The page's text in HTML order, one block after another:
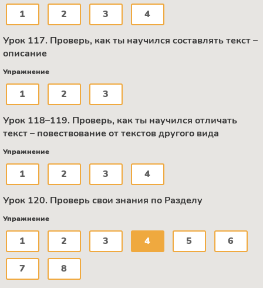
1 2 3 4
Урок 117. Проверь, как ты научился составлять текст –
описание
Упражнение
1 2 3
Урок 118–119. Проверь, как ты научился отличать
текст – повествование от текстов другого вида
Упражнение
1 2 3 4
Урок 120. Проверь свои знания по Разделу
Упражнение
1 2 3 4 5 6
7 8